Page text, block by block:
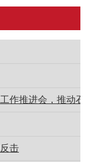
作推进会，推动石
击